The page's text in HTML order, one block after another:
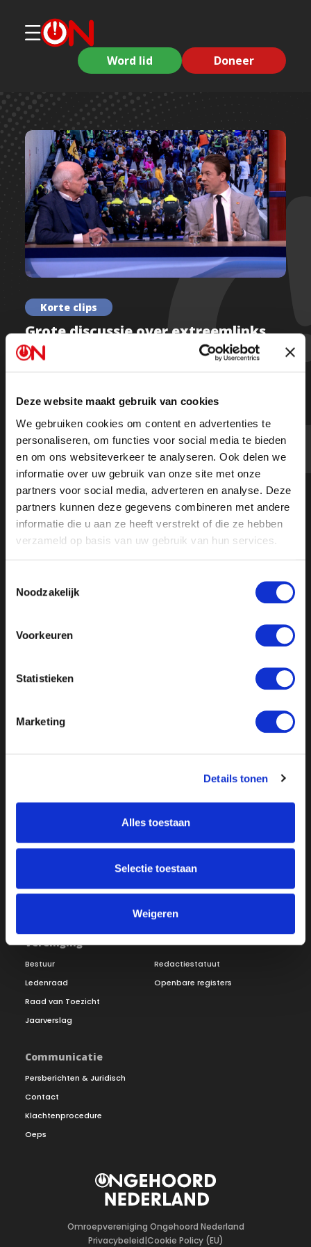
Deze website maakt gebruik van cookies
We gebruiken cookies om content en advertenties te
personaliseren, om functies voor social media te bieden
en om ons websiteverkeer te analyseren. Ook delen we
informatie over uw gebruik van onze site met onze
partners voor social media, adverteren en analyse. Deze
partners kunnen deze gegevens combineren met andere
informatie die u aan ze heeft verstrekt of die ze hebben
verzameld op basis van uw gebruik van hun services.
Noodzakelijk
Voorkeuren
Statistieken
Marketing
Details tonen
Alles toestaan
Selectie toestaan
Weigeren
Word lid Doneer
Korte clips
Grote discussie over extreemlinks
activisme: "Vergelijkbaar met
islamterreur"
Kijk de hele uitzending
Onze missie
Inloggen
Steunbetuigingen
Vacatures
Vereniging
Bestuur
Ledenraad
Raad van Toezicht
Jaarverslag
Redactiestatuut
Openbare registers
Communicatie
Persberichten & Juridisch
Contact
Klachtenprocedure
Oeps
Omroepvereniging Ongehoord Nederland
Privacybeleid|Cookie Policy (EU)